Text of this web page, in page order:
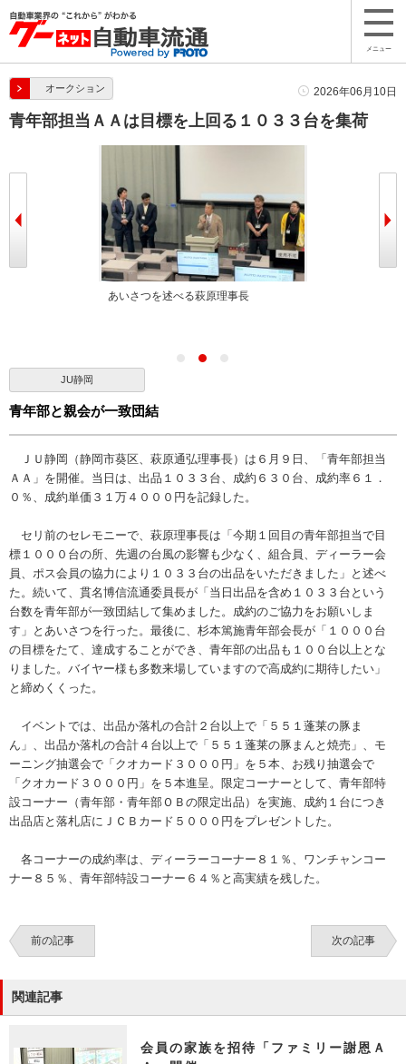
メニュー
オークション 2026年06月10日
青年部担当ＡＡは目標を上回る１０３３台を集荷
あいさつを述べる萩原理事長
JU静岡
青年部と親会が一致団結
ＪＵ静岡（静岡市葵区、萩原通弘理事長）は６月９日、「青年部担当
ＡＡ」を開催。当日は、出品１０３３台、成約６３０台、成約率６１．
０％、成約単価３１万４０００円を記録した。
セリ前のセレモニーで、萩原理事長は「今期１回目の青年部担当で目
標１０００台の所、先週の台風の影響も少なく、組合員、ディーラー会
員、ポス会員の協力により１０３３台の出品をいただきました」と述べ
た。続いて、貫名博信流通委員長が「当日出品を含め１０３３台という
台数を青年部が一致団結して集めました。成約のご協力をお願いしま
す」とあいさつを行った。最後に、杉本篤施青年部会長が「１０００台
の目標をたて、達成することができ、青年部の出品も１００台以上とな
りました。バイヤー様も多数来場していますので高成約に期待したい」
と締めくくった。
イベントでは、出品か落札の合計２台以上で「５５１蓬莱の豚ま
ん」、出品か落札の合計４台以上で「５５１蓬莱の豚まんと焼売」、モ
ーニング抽選会で「クオカード３０００円」を５本、お残り抽選会で
「クオカード３０００円」を５本進呈。限定コーナーとして、青年部特
設コーナー（青年部・青年部ＯＢの限定出品）を実施、成約１台につき
出品店と落札店にＪＣＢカード５０００円をプレゼントした。
各コーナーの成約率は、ディーラーコーナー８１％、ワンチャンコー
ナー８５％、青年部特設コーナー６４％と高実績を残した。
前の記事 次の記事
関連記事
会員の家族を招待「ファミリー謝恩Ａ